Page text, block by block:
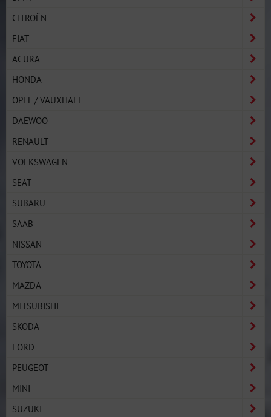
CITROËN
FIAT
ACURA
HONDA
OPEL / VAUXHALL
DAEWOO
RENAULT
VOLKSWAGEN
SEAT
SUBARU
SAAB
NISSAN
TOYOTA
MAZDA
MITSUBISHI
SKODA
FORD
PEUGEOT
MINI
SUZUKI